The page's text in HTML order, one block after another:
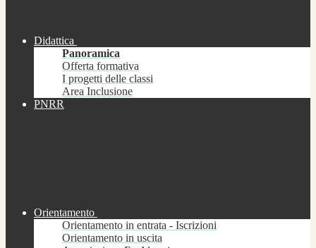
Didattica
Panoramica
Offerta formativa
I progetti delle classi
Area Inclusione
PNRR
Orientamento
Orientamento in entrata - Iscrizioni
Orientamento in uscita